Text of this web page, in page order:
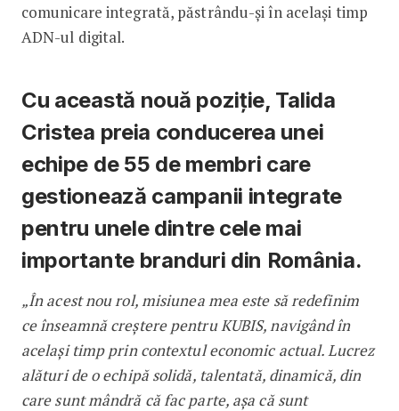
comunicare integrată, păstrându-și în același timp
ADN-ul digital.
Cu această nouă poziție, Talida
Cristea preia conducerea unei
echipe de 55 de membri care
gestionează campanii integrate
pentru unele dintre cele mai
importante branduri din România.
„În acest nou rol, misiunea mea este să redefinim
ce înseamnă creștere pentru KUBIS, navigând în
același timp prin contextul economic actual. Lucrez
alături de o echipă solidă, talentată, dinamică, din
care sunt mândră că fac parte, așa că sunt